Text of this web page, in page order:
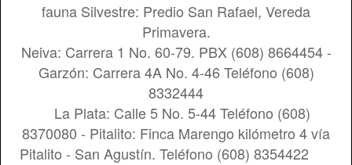
fauna Silvestre: Predio San Rafael, Vereda
Primavera.
Neiva: Carrera 1 No. 60-79. PBX (608) 8664454 -
Garzón: Carrera 4A No. 4-46 Teléfono (608)
8332444
La Plata: Calle 5 No. 5-44 Teléfono (608)
8370080 - Pitalito: Finca Marengo kilómetro 4 vía
Pitalito - San Agustín. Teléfono (608) 8354422